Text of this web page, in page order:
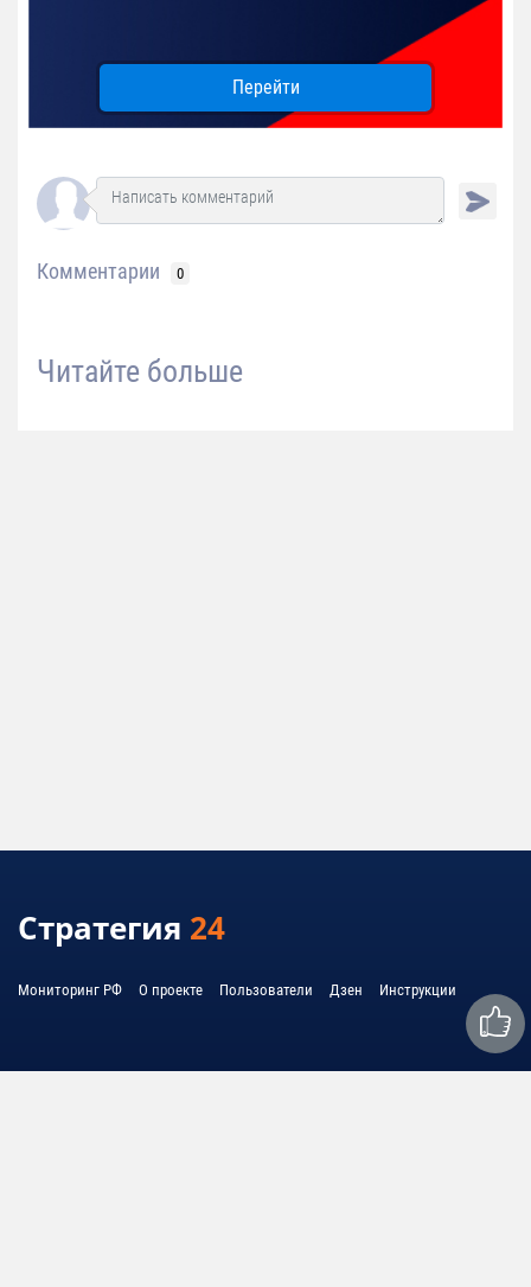
Перейти
Комментарии 0
Читайте больше
Стратегия 24
Мониторинг РФ О проекте Пользователи Дзен Инструкции